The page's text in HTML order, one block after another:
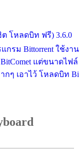
ต โหลดบิท ฟรี) 3.6.0
กรม Bittorrent ใช้งาน
แต่ขนาดไฟล์
กๆ เอาไว้ โหลดบิท Bi